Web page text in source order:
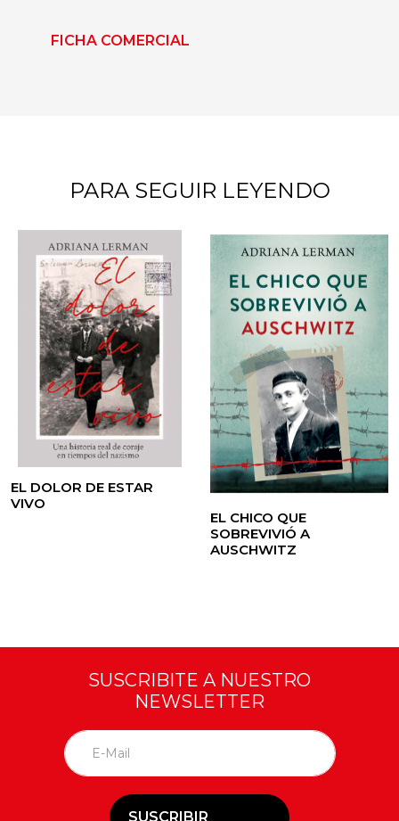
FICHA COMERCIAL
PARA SEGUIR LEYENDO
EL DOLOR DE ESTAR
VIVO
EL CHICO QUE
SOBREVIVIÓ A
AUSCHWITZ
SUSCRIBITE A NUESTRO
NEWSLETTER
SUSCRIBIR